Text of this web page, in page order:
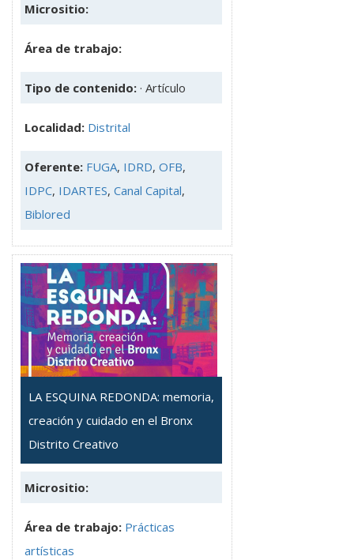
Micrositio:
Área de trabajo:
Tipo de contenido: · Artículo
Localidad: Distrital
Oferente: FUGA, IDRD, OFB,
IDPC, IDARTES, Canal Capital,
Biblored
LA ESQUINA REDONDA: memoria,
creación y cuidado en el Bronx
Distrito Creativo
Micrositio:
Área de trabajo: Prácticas
artísticas